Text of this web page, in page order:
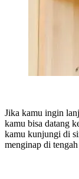
Jika kamu ingin
kamu bisa datang
kamu kunjungi di
menginap di